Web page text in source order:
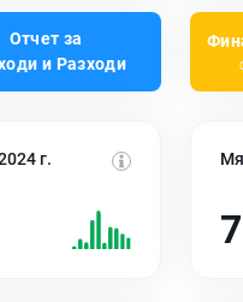
Отчет за
и Разходи
г.